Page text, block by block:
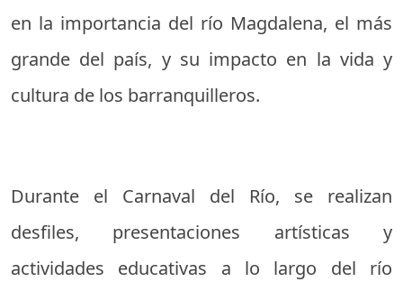
en la importancia del río Magdalena, el más
grande del país, y su impacto en la vida y
cultura de los barranquilleros.
Durante el Carnaval del Río, se realizan
desfiles, presentaciones artísticas y
actividades educativas a lo largo del río